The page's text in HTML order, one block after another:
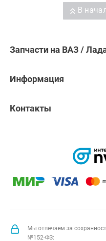
В
Запчасти на ВАЗ /
Информация
Контакты
Мы отвечаем за
№152-ФЗ: